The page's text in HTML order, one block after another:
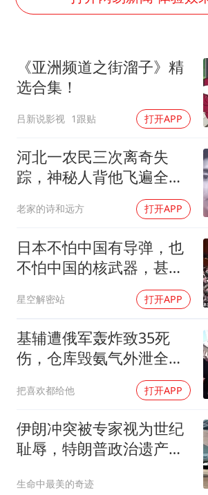
杭州全市有序
全民健身事业
乐享全民健身
《亚洲频道之街溜子》精
选合集！
吕新说影视 1跟贴 打开APP
河北一农民三次离奇失
踪，神秘人背他飞遍全中
国，幕后真相是什么
老家的诗和远方 打开APP
日本不怕中国有导弹，也
不怕中国的核武器，甚至
不怕中国的稀土制裁
星空解密站 打开APP
基辅遭俄军轰炸致35死
伤，仓库毁氨气外泄全城
把喜欢都给他 打开APP
伊朗冲突被专家视为世纪
耻辱，特朗普政治遗产遭
生命中最美的奇迹